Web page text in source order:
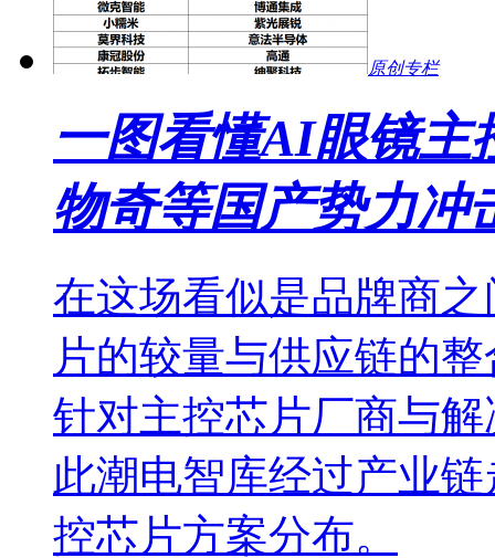
原创专栏
一图看懂AI眼镜主
物奇等国产势力冲
在这场看似是品牌商
片的较量与供应链的
针对主控芯片厂商与
此潮电智库经过产业
控芯片方案分布。